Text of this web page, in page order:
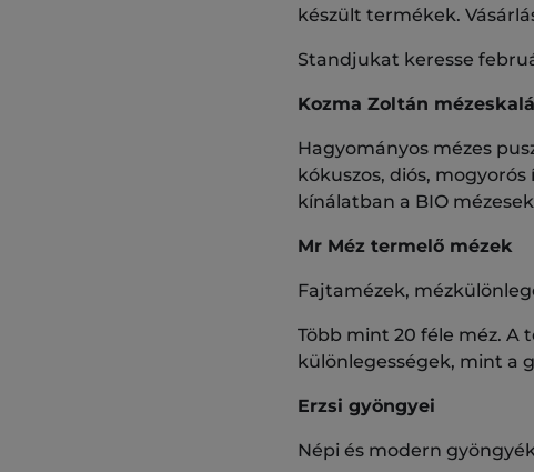
készült termékek.
Standjukat keresse
Kozma Zoltán
Hagyományos mézes
kókuszos, diós,
kínálatban a BIO
Mr Méz termelő mézek
Fajtamézek,
Több mint 20 féle méz. A
különlegességek, mint a
Erzsi gyöngyei
Népi és modern